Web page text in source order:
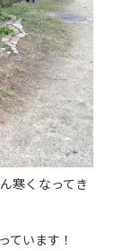
寒くなってき
ています！